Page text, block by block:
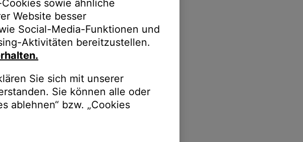
sowie ähnliche
Website besser
Social-Media-Funktionen und
Aktivitäten bereitzustellen.
Sie sich mit unserer
Sie können alle oder
ablehnen“ bzw. „Cookies